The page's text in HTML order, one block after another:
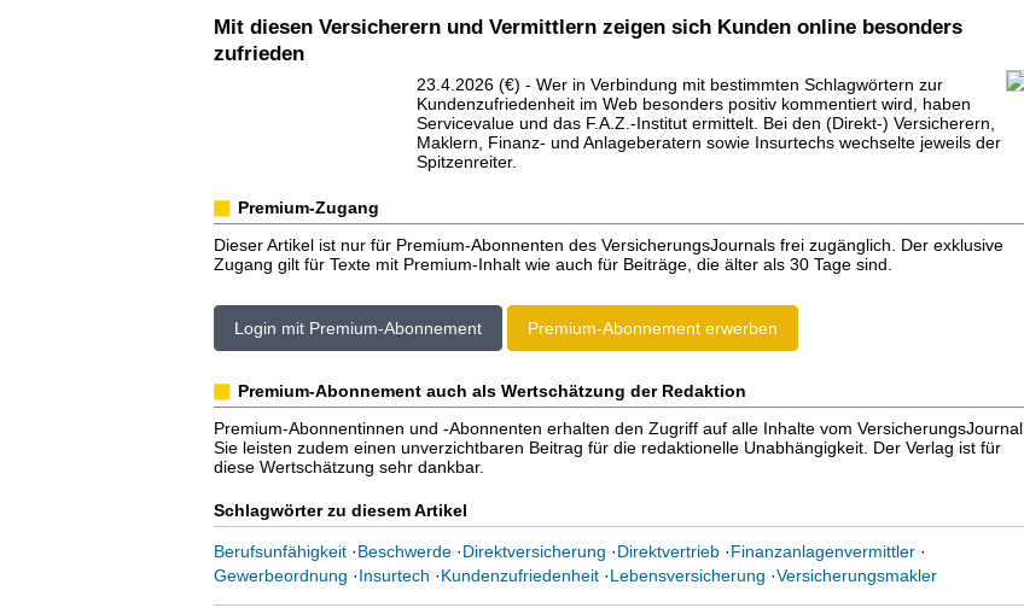
Mit diesen Versicherern und Vermittlern zeigen sich Kunden online besonders
zufrieden
23.4.2026 (€) - Wer in Verbindung mit bestimmten Schlagwörtern zur
Kundenzufriedenheit im Web besonders positiv kommentiert wird, haben
Servicevalue und das F.A.Z.-Institut ermittelt. Bei den (Direkt-) Versicherern,
Maklern, Finanz- und Anlageberatern sowie Insurtechs wechselte jeweils der
Spitzenreiter.
Premium-Zugang
Dieser Artikel ist nur für Premium-Abonnenten des VersicherungsJournals frei zugänglich. Der exklusive
Zugang gilt für Texte mit Premium-Inhalt wie auch für Beiträge, die älter als 30 Tage sind.
Login mit Premium-Abonnement Premium-Abonnement erwerben
Premium-Abonnement auch als Wertschätzung der Redaktion
Premium-Abonnentinnen und -Abonnenten erhalten den Zugriff auf alle Inhalte vom VersicherungsJournal.
Sie leisten zudem einen unverzichtbaren Beitrag für die redaktionelle Unabhängigkeit. Der Verlag ist für
diese Wertschätzung sehr dankbar.
Schlagwörter zu diesem Artikel
Berufsunfähigkeit·Beschwerde·Direktversicherung ·Direktvertrieb·Finanzanlagenvermittler·
Gewerbeordnung ·Insurtech ·Kundenzufriedenheit·Lebensversicherung ·Versicherungsmakler